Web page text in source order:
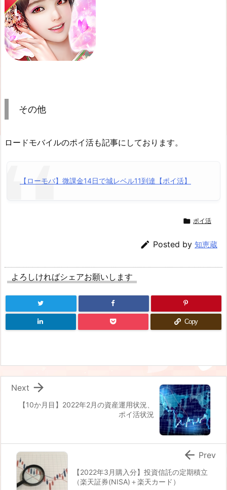
その他
ロードモバイルのポイ活も記事にしております。
【ローモバ】微課金14日で城レベル11到達【ポイ活】
 ポイ活
 Posted by 知恵蔵
よろしければシェアお願いします
Copy
【10か月目】2022年2月の資産運用状況、
ポイ活状況

Next
【2022年3月購入分】投資信託の定期積立
（楽天証券(NISA)＋楽天カード）
 Prev